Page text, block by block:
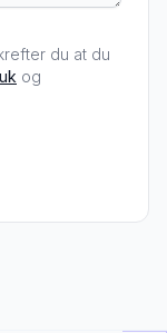
du at du
og